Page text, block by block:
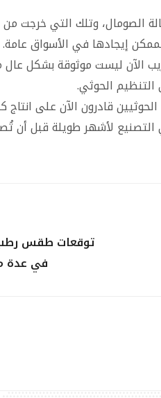
الصومال، وتلك التي خرجت من
إيجادها في الأسواق عامة.
الآن ليست موثوقة بشكل عال
التنظيم الحوثي.
قادرون الآن على
لأشهر طويلة قبل أن
توقعات طقس رطب
في عدة